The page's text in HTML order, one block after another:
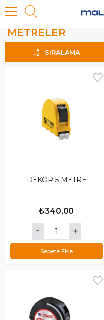
METRELER
METRELER
SIRALAMA
DEKOR 5 METRE
₺340,00
Sepete Ekle